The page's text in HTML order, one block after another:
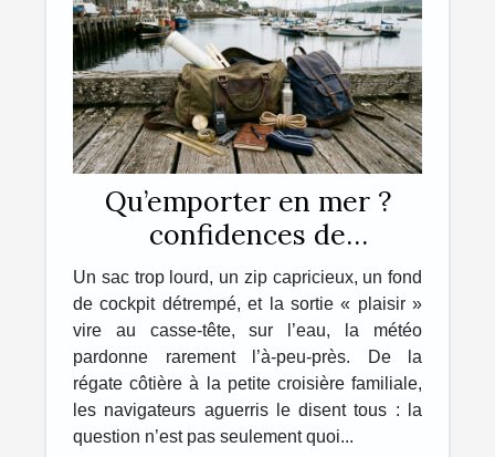
Qu’emporter en mer ?
confidences de
navigateurs sur leur sac
idéal
Un sac trop lourd, un zip capricieux, un fond
de cockpit détrempé, et la sortie « plaisir »
vire au casse-tête, sur l’eau, la météo
pardonne rarement l’à-peu-près. De la
régate côtière à la petite croisière familiale,
les navigateurs aguerris le disent tous : la
question n’est pas seulement quoi...